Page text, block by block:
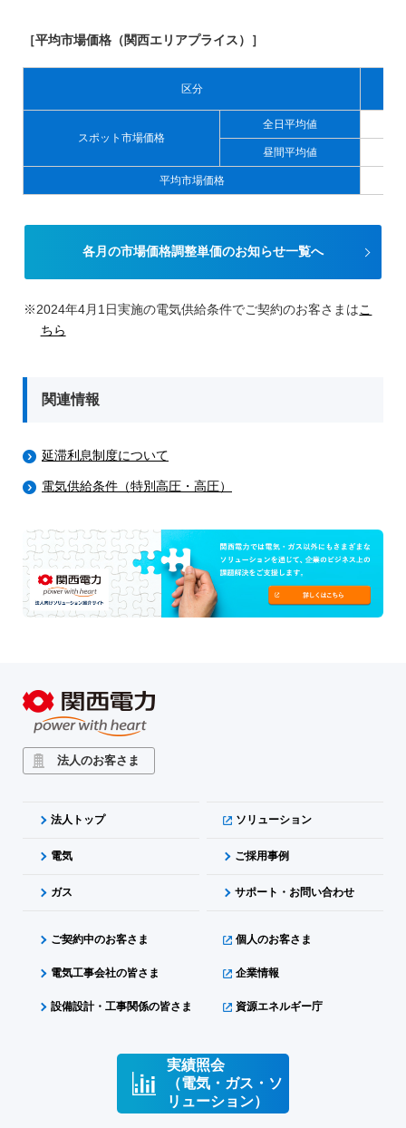
［平均市場価格（関西エリアプライス）］
区分
スポット市場価格
全日平均値
昼間平均値
平均市場価格
各月の市場価格調整単価のお知らせ一覧へ
※2024年4月1日実施の電気供給条件でご契約のお客さまはこ
ちら
関連情報
延滞利息制度について
電気供給条件（特別高圧・高圧）
法人のお客さま
法人トップ ソリューション
電気 ご採用事例
ガス サポート・お問い合わせ
ご契約中のお客さま
電気工事会社の皆さま
設備設計・工事関係の皆さま
個人のお客さま
企業情報
資源エネルギー庁
実績照会
（電気・ガス・ソ
リューション）